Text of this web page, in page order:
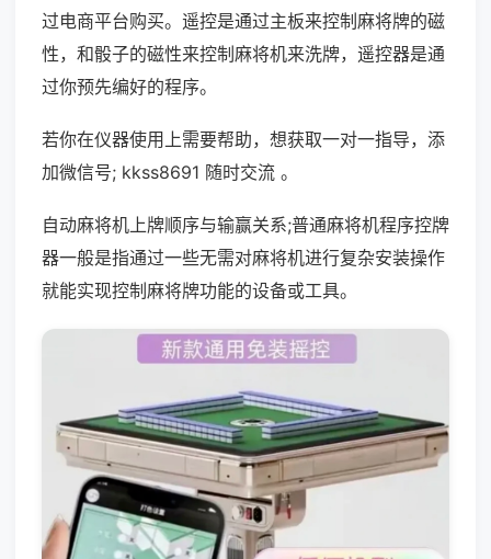
过电商平台购买。遥控是通过主板来控制麻将牌的磁
性，和骰子的磁性来控制麻将机来洗牌，遥控器是通
过你预先编好的程序。
若你在仪器使用上需要帮助，想获取一对一指导，添
加微信号; kkss8691 随时交流 。
自动麻将机上牌顺序与输赢关系;普通麻将机程序控牌
器一般是指通过一些无需对麻将机进行复杂安装操作
就能实现控制麻将牌功能的设备或工具。